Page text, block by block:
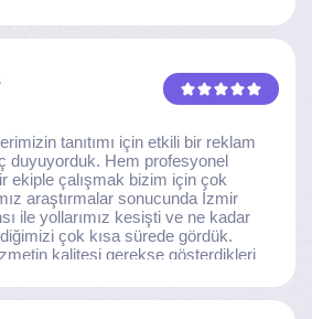
tanıtımı için etkili bir reklam
duyuyorduk. Hem profesyonel
ekiple çalışmak bizim için çok
araştırmalar sonucunda İzmir
ile yollarımız kesişti ve ne kadar
çok kısa sürede gördük.
kalitesi gerekse gösterdikleri
asla taviz vermeyen, her